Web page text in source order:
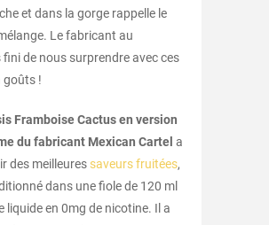
et dans la gorge rappelle le
Le fabricant au
fini de nous surprendre avec ces
goûts !
Framboise Cactus en version
du fabricant Mexican Cartel a
des meilleures saveurs fruitées,
dans une fiole de 120 ml
liquide en 0mg de nicotine. Il a